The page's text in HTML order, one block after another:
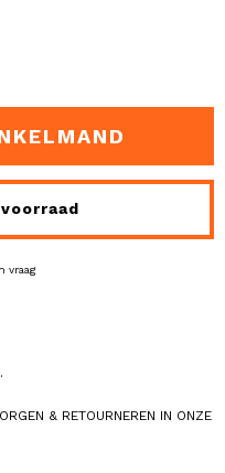
vraag
& RETOURNEREN IN ONZE